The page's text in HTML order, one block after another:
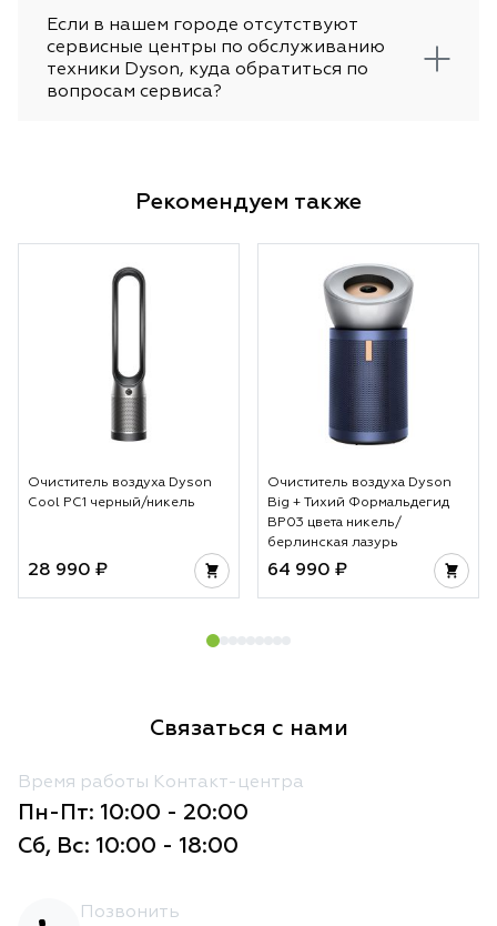
Если в нашем городе отсутствуют
сервисные центры по обслуживанию
техники Dyson, куда обратиться по
вопросам сервиса?
Рекомендуем также
Очиститель воздуха Dyson
Cool PC1 черный/никель
28 990 ₽
Очиститель воздуха Dyson
Big + Тихий Формальдегид
BP03 цвета никель/
берлинская лазурь
64 990 ₽
Связаться с нами
Время работы Контакт-центра
Пн-Пт: 10:00 - 20:00
Сб, Вс: 10:00 - 18:00
Позвонить